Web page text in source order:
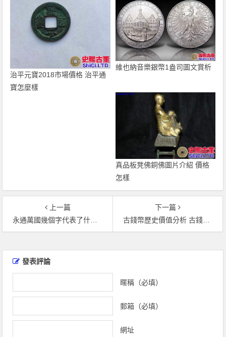
治平元寶2018市場價格 治平通
寶怎麼樣
維也納音樂銀幣1盎司圖文賞析
真品板凳佛銅佛圖片介紹 價格
怎樣
上一篇
永通萬國幾個字代表了什麼意思 收藏價值
下一篇
古錢幣歷史價值分析 古錢幣收藏與圖文鑒賞
發表評論
暱稱（必填）
郵箱（必填）
網址